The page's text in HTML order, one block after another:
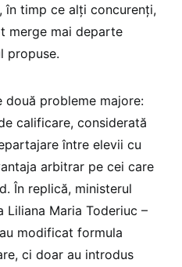
în timp ce alți concurenți,
merge mai departe
propuse.
două probleme majore:
calificare, considerată
între elevii cu
arbitrar pe cei care
În replică, ministerul
Liliana Maria Toderiuc –
modificat formula
ci doar au introdus